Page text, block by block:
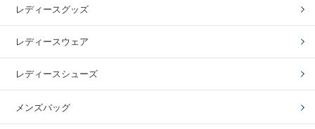
レディースグッズ
レディースウェア
レディースシューズ
メンズバッグ